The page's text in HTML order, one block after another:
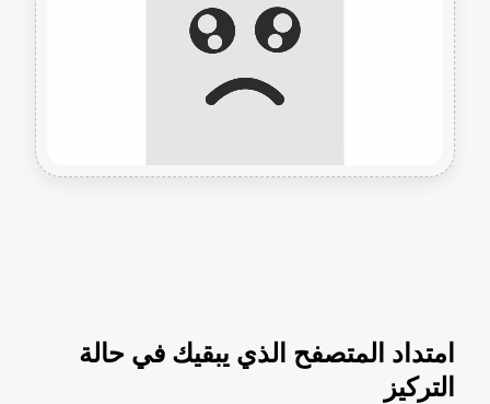
امتداد المتصفح الذي يبقيك في حالة
التركيز